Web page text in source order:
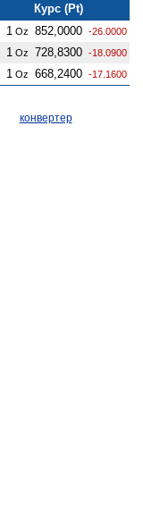
Курс (Pt)
1 Oz 852,0000 -26.0000
1 Oz 728,8300 -18.0900
1 Oz 668,2400 -17.1600
конвертер